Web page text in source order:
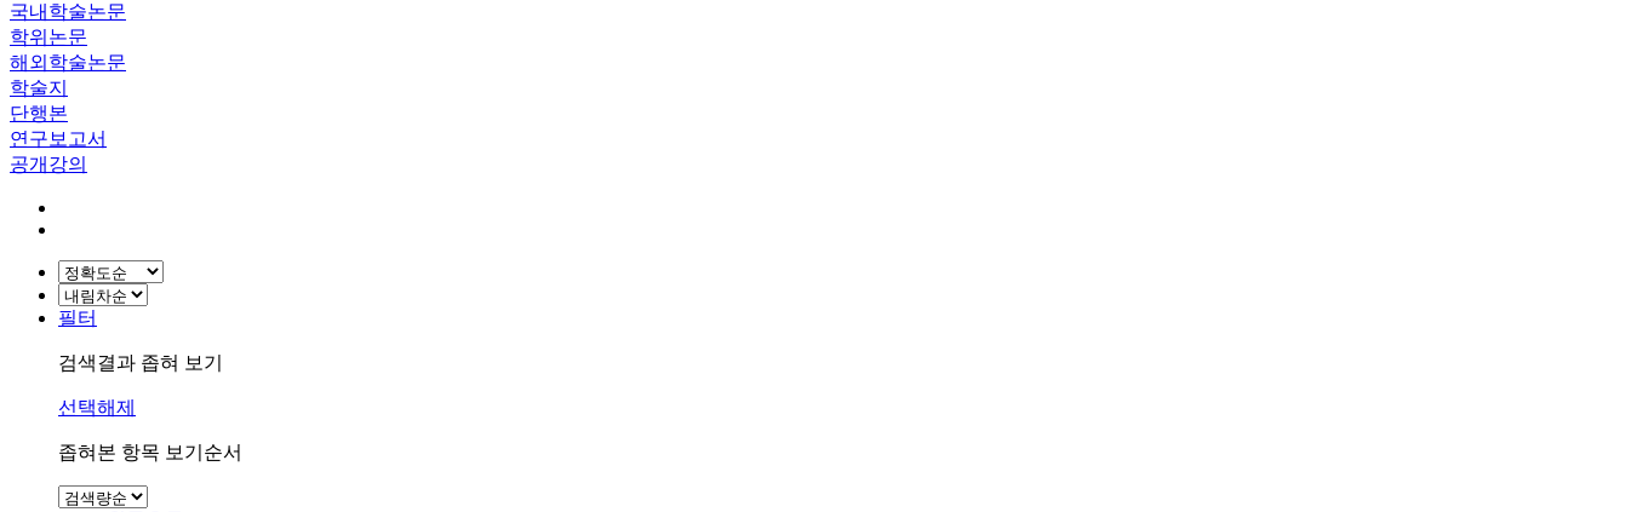
국내학술논문
학위논문
해외학술논문
학술지
단행본
연구보고서
공개강의
필터
검색결과 좁혀 보기
선택해제
좁혀본 항목 보기순서